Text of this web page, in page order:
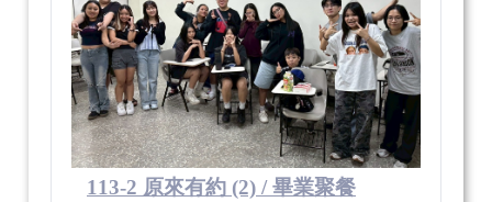
113-2 原來有約 (2) / 畢業聚餐